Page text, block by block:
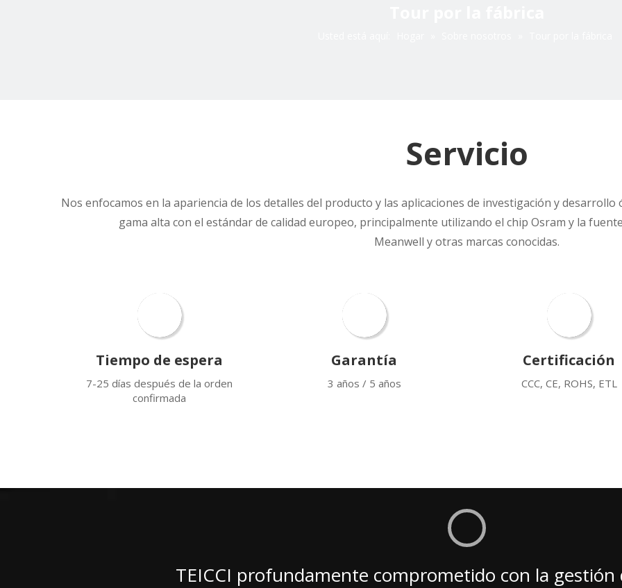
Servicio
Nos enfocamos en la apariencia de los detalles del producto y las aplicaciones de investigación y
gama alta con el estándar de calidad europeo, principalmente utilizando el chip Osram y la
Meanwell y otras marcas conocidas.
Tiempo de espera
7-25 días después de la orden
confirmada
Garantía
3 años / 5 años
Certificación
CCC, CE, ROHS, ETL
TEICCI profundamente comprometido con la gestión